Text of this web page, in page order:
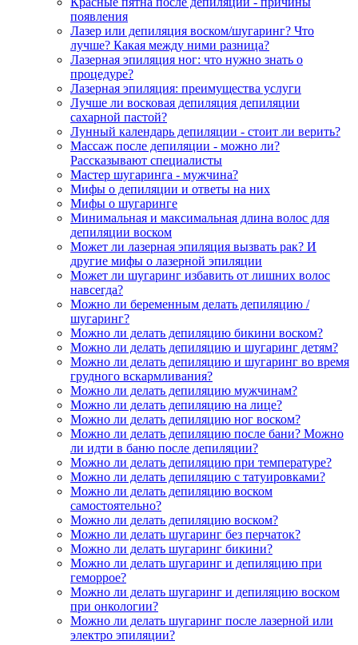
появления
Лазер или депиляция воском/шугаринг? Что
лучше? Какая между ними разница?
Лазерная эпиляция ног: что нужно знать о
процедуре?
Лазерная эпиляция: преимущества услуги
Лучше ли восковая депиляция депиляции
сахарной пастой?
Лунный календарь депиляции - стоит ли верить?
Массаж после депиляции - можно ли?
Рассказывают специалисты
Мастер шугаринга - мужчина?
Мифы о депиляции и ответы на них
Мифы о шугаринге
Минимальная и максимальная длина волос для
депиляции воском
Может ли лазерная эпиляция вызвать рак? И
другие мифы о лазерной эпиляции
Может ли шугаринг избавить от лишних волос
навсегда?
Можно ли беременным делать депиляцию /
шугаринг?
Можно ли делать депиляцию бикини воском?
Можно ли делать депиляцию и шугаринг детям?
Можно ли делать депиляцию и шугаринг во время
грудного вскармливания?
Можно ли делать депиляцию мужчинам?
Можно ли делать депиляцию на лице?
Можно ли делать депиляцию ног воском?
Можно ли делать депиляцию после бани? Можно
ли идти в баню после депиляции?
Можно ли делать депиляцию при температуре?
Можно ли делать депиляцию с татуировками?
Можно ли делать депиляцию воском
самостоятельно?
Можно ли делать депиляцию воском?
Можно ли делать шугаринг без перчаток?
Можно ли делать шугаринг бикини?
Можно ли делать шугаринг и депиляцию при
геморрое?
Можно ли делать шугаринг и депиляцию воском
при онкологии?
Можно ли делать шугаринг после лазерной или
электро эпиляции?